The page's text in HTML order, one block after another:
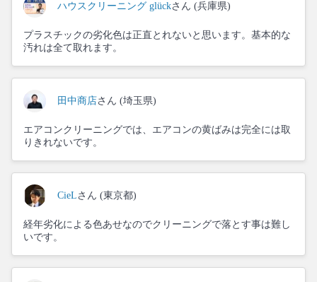
ハウスクリーニング glückさん (兵庫県)
プラスチックの劣化色は正直とれないと思います。基本的な
汚れは全て取れます。
田中商店さん (埼玉県)
エアコンクリーニングでは、エアコンの黄ばみは完全には取
りきれないです。
CieL さん (東京都)
経年劣化による色あせなのでクリーニングで落とす事は難し
いです。